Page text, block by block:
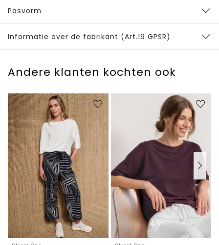
Pasvorm
Informatie over de fabrikant (Art.19 GPSR)
Andere klanten kochten ook